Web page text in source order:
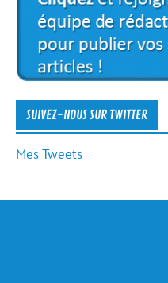
SUIVEZ-NOUS SUR TWITTER
Mes Tweets